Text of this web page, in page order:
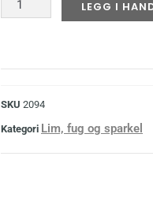
LEGG I
SKU 2094
Kategori Lim, fug og sparkel